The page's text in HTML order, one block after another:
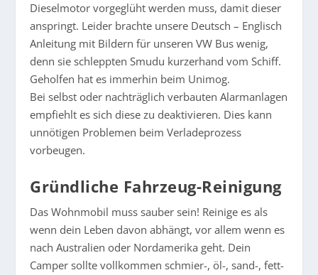
Dieselmotor vorgeglüht werden muss, damit dieser
anspringt. Leider brachte unsere Deutsch – Englisch
Anleitung mit Bildern für unseren VW Bus wenig,
denn sie schleppten Smudu kurzerhand vom Schiff.
Geholfen hat es immerhin beim Unimog.
Bei selbst oder nachträglich verbauten Alarmanlagen
empfiehlt es sich diese zu deaktivieren. Dies kann
unnötigen Problemen beim Verladeprozess
vorbeugen.
Gründliche Fahrzeug-Reinigung
Das Wohnmobil muss sauber sein! Reinige es als
wenn dein Leben davon abhängt, vor allem wenn es
nach Australien oder Nordamerika geht. Dein
Camper sollte vollkommen schmier-, öl-, sand-, fett-